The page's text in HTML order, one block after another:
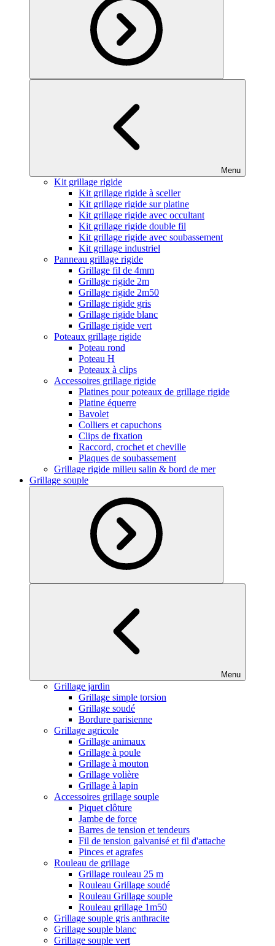
Menu
Kit grillage rigide
Kit grillage rigide à sceller
Kit grillage rigide sur platine
Kit grillage rigide avec occultant
Kit grillage rigide double fil
Kit grillage rigide avec soubassement
Kit grillage industriel
Panneau grillage rigide
Grillage fil de 4mm
Grillage rigide 2m
Grillage rigide 2m50
Grillage rigide gris
Grillage rigide blanc
Grillage rigide vert
Poteaux grillage rigide
Poteau rond
Poteau H
Poteaux à clips
Accessoires grillage rigide
Platines pour poteaux de grillage rigide
Platine équerre
Bavolet
Colliers et capuchons
Clips de fixation
Raccord, crochet et cheville
Plaques de soubassement
Grillage rigide milieu salin & bord de mer
Grillage souple
Menu
Grillage jardin
Grillage simple torsion
Grillage soudé
Bordure parisienne
Grillage agricole
Grillage animaux
Grillage à poule
Grillage à mouton
Grillage volière
Grillage à lapin
Accessoires grillage souple
Piquet clôture
Jambe de force
Barres de tension et tendeurs
Fil de tension galvanisé et fil d'attache
Pinces et agrafes
Rouleau de grillage
Grillage rouleau 25 m
Rouleau Grillage soudé
Rouleau Grillage souple
Rouleau grillage 1m50
Grillage souple gris anthracite
Grillage souple blanc
Grillage souple vert